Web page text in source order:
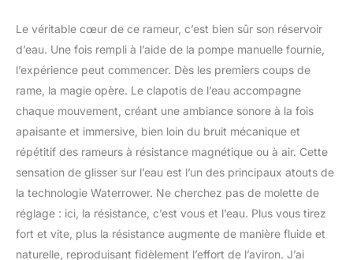
des informations sur
votre entraînement.
EQUIPEMENT FITNESS
DE QUALITÉ : Chez
concevons du matériel
de fitness intelligent et
solide. Votre satisfaction
est notre priorité
nous sommes toujours à
l'écoute de nos clients.
Le véritable cœur de ce rameur, c’est bien sûr son réservoir
d’eau. Une fois rempli à l’aide de la pompe manuelle fournie,
l’expérience peut commencer. Dès les premiers coups de
rame, la magie opère. Le clapotis de l’eau accompagne
chaque mouvement, créant une ambiance sonore à la fois
apaisante et immersive, bien loin du bruit mécanique et
répétitif des rameurs à résistance magnétique ou à air. Cette
sensation de glisser sur l’eau est l’un des principaux atouts de
la technologie Waterrower. Ne cherchez pas de molette de
réglage : ici, la résistance, c’est vous et l’eau. Plus vous tirez
fort et vite, plus la résistance augmente de manière fluide et
naturelle, reproduisant fidèlement l’effort de l’aviron. J’ai